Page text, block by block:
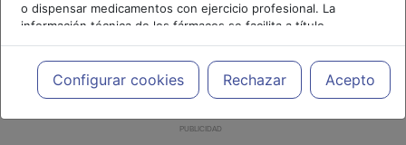
o dispensar medicamentos con ejercicio profesional. La
información técnica de los fármacos se facilita a título
meramente informativo, siendo responsabilidad de los
profesionales facultados prescribir medicamentos y decidir, en
cada caso concreto, el tratamiento más adecuado a las
necesidades del paciente.
Configurar cookies Rechazar Acepto
PUBLICIDAD